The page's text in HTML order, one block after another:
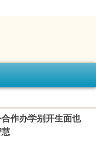
作办学别开生面也